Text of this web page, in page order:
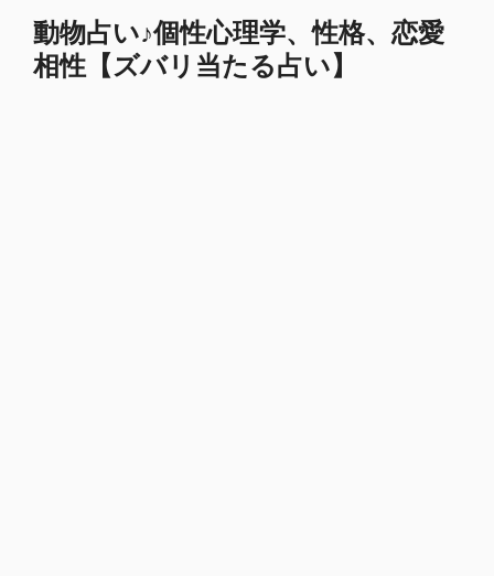
動物占い♪個性心理学、性格、恋愛
相性【ズバリ当たる占い】